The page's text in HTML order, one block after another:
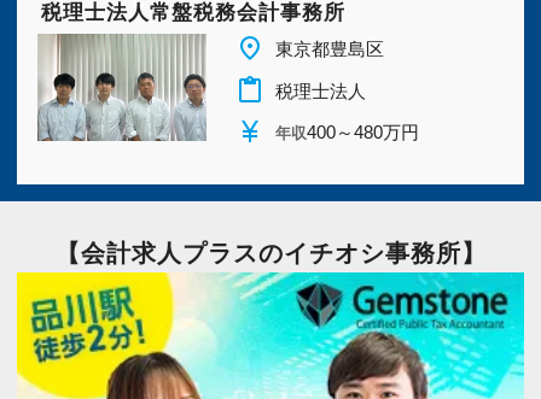
税理士法人常盤税務会計事務所
place 東京都豊島区
content_paste 税理士法人
currency_yen 年収400～480万円
【会計求人プラスのイチオシ事務所】